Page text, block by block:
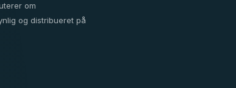
om
og distribueret på